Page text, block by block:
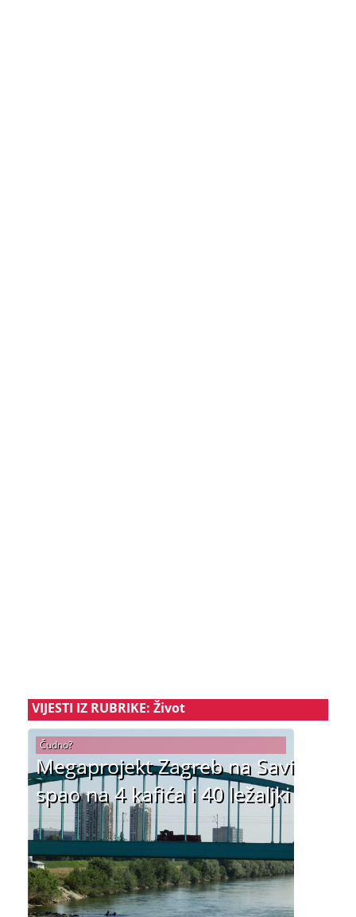
VIJESTI IZ RUBRIKE: Život
Megaprojekt Zagreb na Savi
spao na 4 kafića i 40 ležaljki
Čudno?